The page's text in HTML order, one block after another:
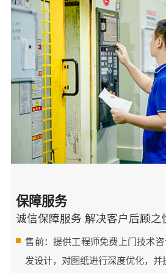
保障服务
诚信保障服务 解决客户后顾之
售前：提供工程师免费上门技术
发设计，对图纸进行深度优化，并